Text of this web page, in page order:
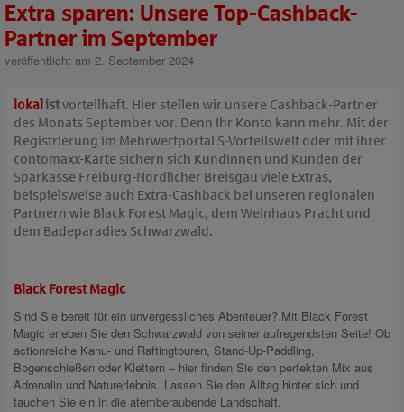
Extra sparen: Unsere Top-Cashback-
Partner im September
veröffentlicht am 2. September 2024
lokal istvorteilhaft. Hier stellen wir unsere Cashback-Partner
des Monats September vor. Denn Ihr Konto kann mehr. Mit der
Registrierung im Mehrwertportal S-Vorteilswelt oder mit ihrer
contomaxx-Karte sichern sich Kundinnen und Kunden der
Sparkasse Freiburg-Nördlicher Breisgau viele Extras,
beispielsweise auch Extra-Cashback bei unseren regionalen
Partnern wie Black Forest Magic, dem Weinhaus Pracht und
dem Badeparadies Schwarzwald.
Black Forest Magic
Sind Sie bereit für ein unvergessliches Abenteuer? Mit Black Forest
Magic erleben Sie den Schwarzwald von seiner aufregendsten Seite! Ob
actionreiche Kanu- und Raftingtouren, Stand-Up-Paddling,
Bogenschießen oder Klettern – hier finden Sie den perfekten Mix aus
Adrenalin und Naturerlebnis. Lassen Sie den Alltag hinter sich und
tauchen Sie ein in die atemberaubende Landschaft.